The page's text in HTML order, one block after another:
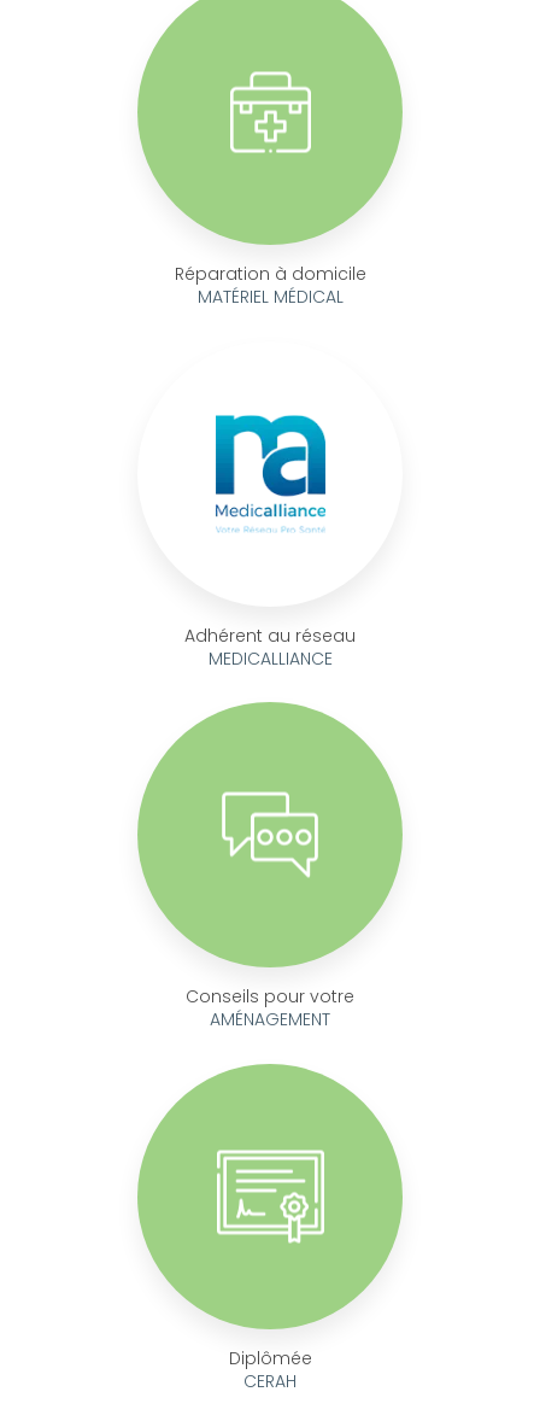
Réparation à domicile
MATÉRIEL MÉDICAL
Adhérent au réseau
MEDICALLIANCE
Conseils pour votre
AMÉNAGEMENT
Diplômée
CERAH